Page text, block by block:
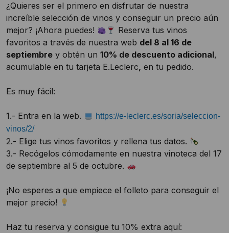
¿Quieres ser el primero en disfrutar de nuestra
increíble selección de vinos y conseguir un precio aún
mejor? ¡Ahora puedes!
Reserva tus vinos
favoritos a través de nuestra web del 8 al 16 de
septiembre y obtén un 10% de descuento adicional,
acumulable en tu tarjeta E.Leclerc, en tu pedido.
Es muy fácil:
1.- Entra en la web.
https://e-leclerc.es/soria/seleccion-
vinos/2/
2.- Elige tus vinos favoritos y rellena tus datos.
3.- Recógelos cómodamente en nuestra vinoteca del 17
de septiembre al 5 de octubre.
¡No esperes a que empiece el folleto para conseguir el
mejor precio!
Haz tu reserva y consigue tu 10% extra aquí: